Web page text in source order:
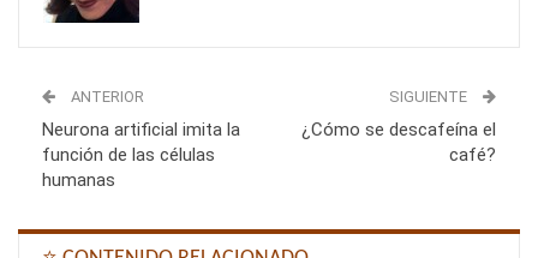
ANTERIOR
Neurona artificial imita la
función de las células
humanas
SIGUIENTE
¿Cómo se descafeína el
café?